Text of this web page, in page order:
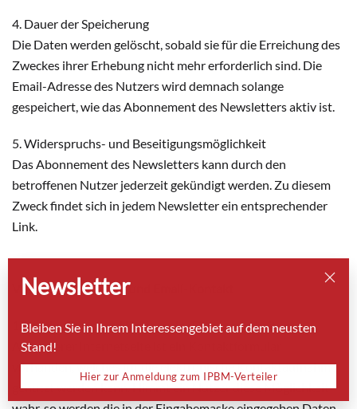
4. Dauer der Speicherung
Die Daten werden gelöscht, sobald sie für die Erreichung des
Zweckes ihrer Erhebung nicht mehr erforderlich sind. Die
Email-Adresse des Nutzers wird demnach solange
gespeichert, wie das Abonnement des Newsletters aktiv ist.
5. Widerspruchs- und Beseitigungsmöglichkeit
Das Abonnement des Newsletters kann durch den
betroffenen Nutzer jederzeit gekündigt werden. Zu diesem
Zweck findet sich in jedem Newsletter ein entsprechender
Link.
VII. Kontaktformular und Email-Kontakt
1. Beschreibung und Umfang der Datenverarbeitung
Auf unserer Internetseite ist ein Kontaktformular
vorhanden, welches für die elektronische Kontaktaufnahme
genutzt werden kann. Nimmt ein Nutzer diese Möglichkeit
Newsletter
Bleiben Sie in Ihrem Interessengebiet auf dem neusten
Stand!
Hier zur Anmeldung zum IPBM-Verteiler